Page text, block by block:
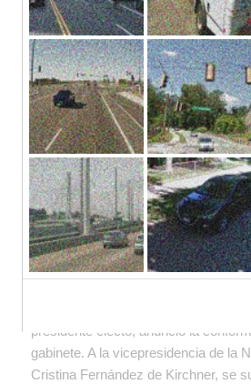
siempre
Lo exigimos en las
pidieron las
se impulsa desde hace
leyes y proyectos y sin
Otra vez un gabinete
masculino. Otra vez un
representativo y no
negociaciones, finalmente Alberto
presidente electo, anunció la
gabinete. A la vicepresidencia de la
Cristina Fernández de Kirchner, se